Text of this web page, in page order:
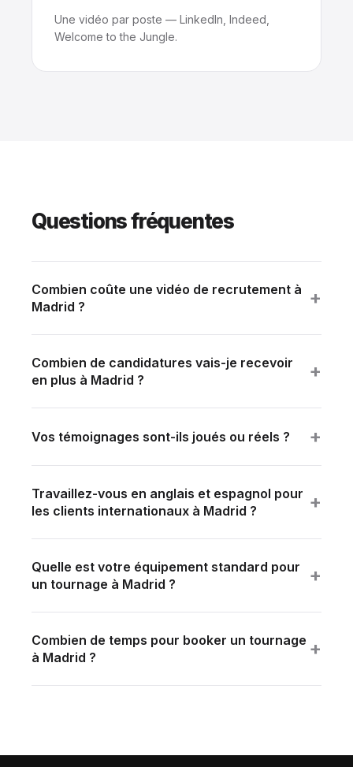
Une vidéo par poste — LinkedIn, Indeed,
Welcome to the Jungle.
Questions fréquentes
Combien coûte une vidéo de recrutement à
Madrid ?
+
Combien de candidatures vais-je recevoir
en plus à Madrid ?
+
simples.
Vos témoignages sont-ils joués ou réels ? +
Travaillez-vous en anglais et espagnol pour
les clients internationaux à Madrid ?
+
projet.
Quelle est votre équipement standard pour
un tournage à Madrid ?
+
plateau, son broadcast + HF. Post-production
complète (étalonnage cinéma + sound design) en
interne.
Combien de temps pour booker un tournage
à Madrid ?
+